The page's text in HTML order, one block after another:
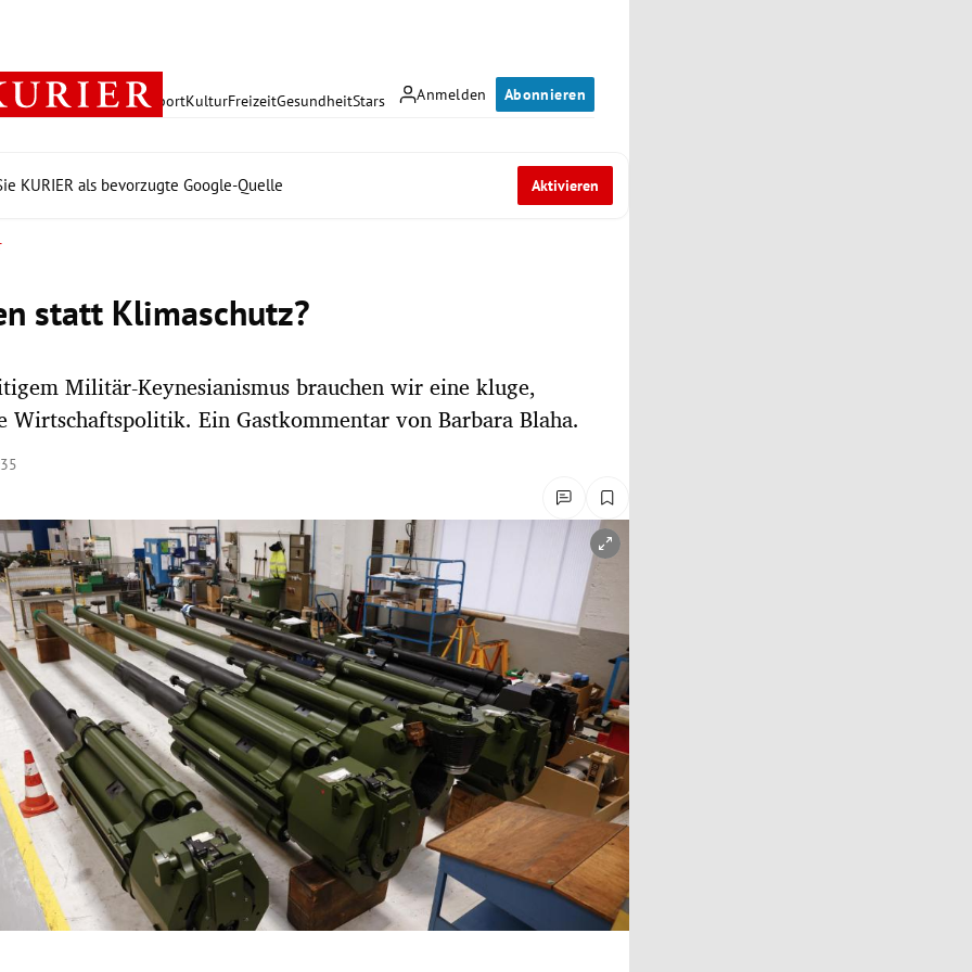
Anmelden Abonnieren
PolitikWirtschaft SportKulturFreizeitGesundheitStars
KURIER als bevorzugte Google-Quelle Aktivieren
statt Klimaschutz?
Militär-Keynesianismus brauchen wir eine kluge,
Wirtschaftspolitik. Ein Gastkommentar von Barbara Blaha.
öffnen/schließen